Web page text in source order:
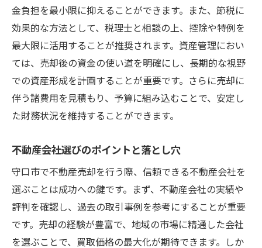
金負担を最小限に抑えることができます。また、節税に
効果的な方法として、税理士と相談の上、控除や特例を
最大限に活用することが推奨されます。資産管理におい
ては、売却後の資金の使い道を明確にし、長期的な視野
での資産形成を計画することが重要です。さらに売却に
伴う諸費用を見積もり、予算に組み込むことで、安定し
た財務状況を維持することができます。
不動産会社選びのポイントと落とし穴
守口市で不動産売却を行う際、信頼できる不動産会社を
選ぶことは成功への鍵です。まず、不動産会社の実績や
評判を確認し、過去の取引事例を参考にすることが重要
です。売却の経験が豊富で、地域の市場に精通した会社
を選ぶことで、買取価格の最大化が期待できます。しか